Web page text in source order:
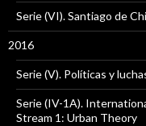
Serie (VI). Santiago de
2016
Serie (V). Políticas y
Serie (IV-1A).
Stream 1: Urban Theory